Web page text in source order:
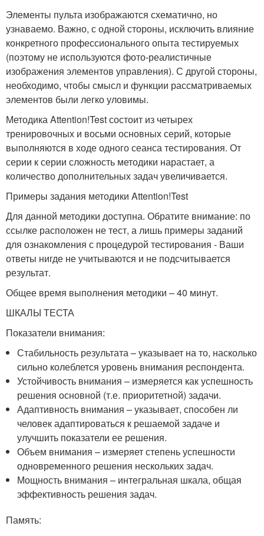
Элементы пульта изображаются схематично, но
узнаваемо. Важно, с одной стороны, исключить влияние
конкретного профессионального опыта тестируемых
(поэтому не используются фото-реалистичные
изображения элементов управления). С другой стороны,
необходимо, чтобы смысл и функции рассматриваемых
элементов были легко уловимы.
Методика Attention!Test состоит из четырех
тренировочных и восьми основных серий, которые
выполняются в ходе одного сеанса тестирования. От
серии к серии сложность методики нарастает, а
количество дополнительных задач увеличивается.
Примеры задания методики Attention!Test
Для данной методики доступна. Обратите внимание: по
ссылке расположен не тест, а лишь примеры заданий
для ознакомления с процедурой тестирования - Ваши
ответы нигде не учитываются и не подсчитывается
результат.
Общее время выполнения методики – 40 минут.
ШКАЛЫ ТЕСТА
Показатели внимания:
Стабильность результата – указывает на то, насколько
сильно колеблется уровень внимания респондента.
Устойчивость внимания – измеряется как успешность
решения основной (т.е. приоритетной) задачи.
Адаптивность внимания – указывает, способен ли
человек адаптироваться к решаемой задаче и
улучшить показатели ее решения.
Объем внимания – измеряет степень успешности
одновременного решения нескольких задач.
Мощность внимания – интегральная шкала, общая
эффективность решения задач.
Память: